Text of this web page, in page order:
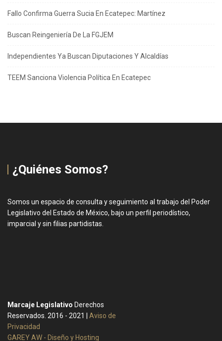
Fallo Confirma Guerra Sucia En Ecatepec: Martínez
Buscan Reingeniería De La FGJEM
Independientes Ya Buscan Diputaciones Y Alcaldías
TEEM Sanciona Violencia Política En Ecatepec
¿Quiénes Somos?
Somos un espacio de consulta y seguimiento al trabajo del Poder
Legislativo del Estado de México, bajo un perfil periodístico,
imparcial y sin filias partidistas.
Marcaje Legislativo Derechos
Reservados. 2016 - 2021 | Aviso de
Privacidad
GAREY AW - Diseño y Hosting